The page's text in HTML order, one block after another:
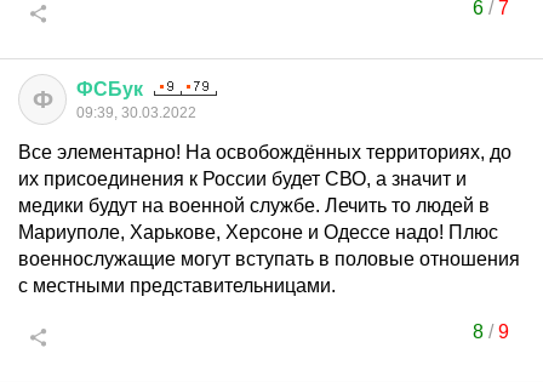
6/7
Ф ФСБук
09:39, 30.03.2022
Все элементарно! На освобождённых территориях, до
их присоединения к России будет СВО, а значит и
медики будут на военной службе. Лечить то людей в
Мариуполе, Харькове, Херсоне и Одессе надо! Плюс
военнослужащие могут вступать в половые отношения
с местными представительницами.
8/9